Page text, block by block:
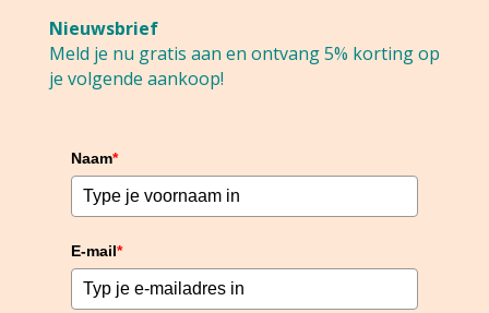
Nieuwsbrief
Meld je nu gratis aan en ontvang 5% korting op
je volgende aankoop!
Naam*
E-mail*